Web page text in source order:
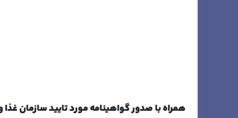
همراه با صدور گواهینامه مورد تایید سازمان